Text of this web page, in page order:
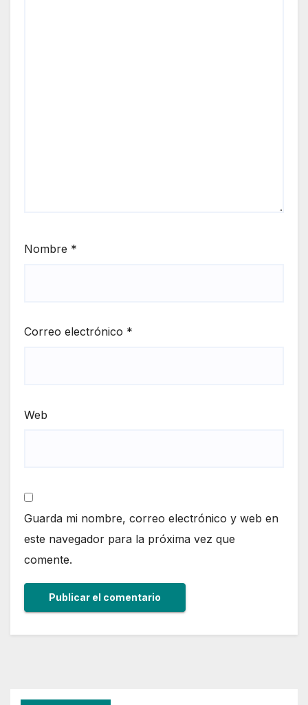
Nombre *
Correo electrónico *
Web
Guarda mi nombre, correo electrónico y web en
este navegador para la próxima vez que
comente.